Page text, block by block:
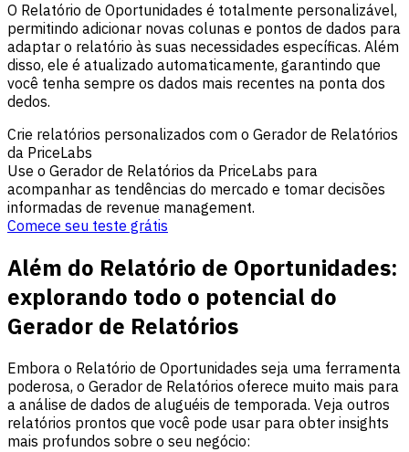
O Relatório de Oportunidades é totalmente personalizável,
permitindo adicionar novas colunas e pontos de dados para
adaptar o relatório às suas necessidades específicas. Além
disso, ele é atualizado automaticamente, garantindo que
você tenha sempre os dados mais recentes na ponta dos
dedos.
Crie relatórios personalizados com o Gerador de Relatórios
da PriceLabs
Use o Gerador de Relatórios da PriceLabs para
acompanhar as tendências do mercado e tomar decisões
informadas de revenue management.
Comece seu teste grátis
Além do Relatório de Oportunidades:
explorando todo o potencial do
Gerador de Relatórios
Embora o Relatório de Oportunidades seja uma ferramenta
poderosa, o Gerador de Relatórios oferece muito mais para
a análise de dados de aluguéis de temporada. Veja outros
relatórios prontos que você pode usar para obter insights
mais profundos sobre o seu negócio: